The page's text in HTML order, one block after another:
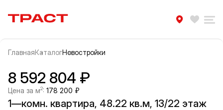
Траст | Служба недвижимости
ГлавнаяКаталогНовостройки
Информация об объекте
Галерея
8 592 804 ₽
Цена за м2: 178 200 ₽
1—комн. квартира, 48.22 кв.м, 13/22 этаж